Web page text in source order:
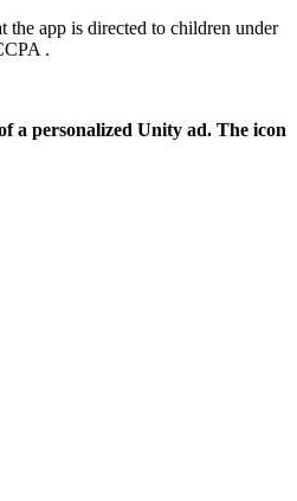
the app is directed to children under
.
a personalized Unity ad. The icon